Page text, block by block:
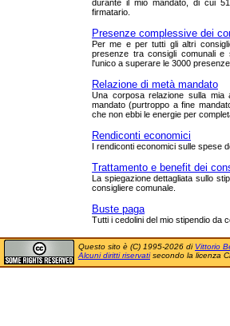
durante il mio mandato, di cui
firmatario.
Presenze complessive dei
Per me e per tutti gli altri
presenze tra consigli comunali
l'unico a superare le 3000 presenze.
Relazione di metà mandato
Una corposa relazione sulla mia
mandato (purtroppo a fine
che non ebbi le energie per
Rendiconti economici
I rendiconti economici sulle spese
Trattamento e benefit dei
La spiegazione dettagliata sullo
consigliere comunale.
Buste paga
Tutti i cedolini del mio stipendio da
Questo sito è (C) 1995-2026 di Vittorio
Alcuni diritti riservatisecondo la licenza